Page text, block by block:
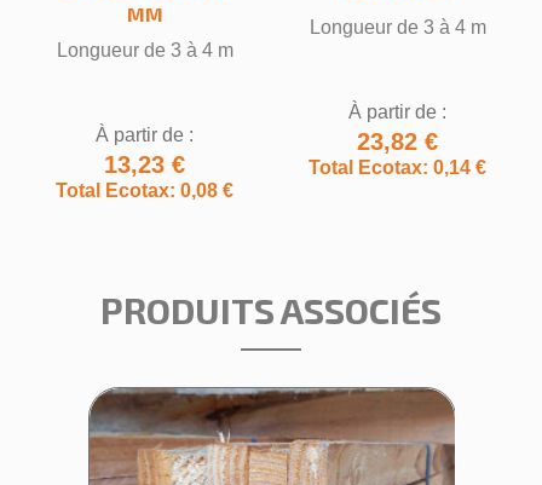
MM
Longueur de 3 à 4 m
À partir de :
13,23 €
Total Ecotax: 0,08 €
Longueur de 3 à 4 m
À partir de :
23,82 €
Total Ecotax: 0,14 €
PRODUITS ASSOCIÉS